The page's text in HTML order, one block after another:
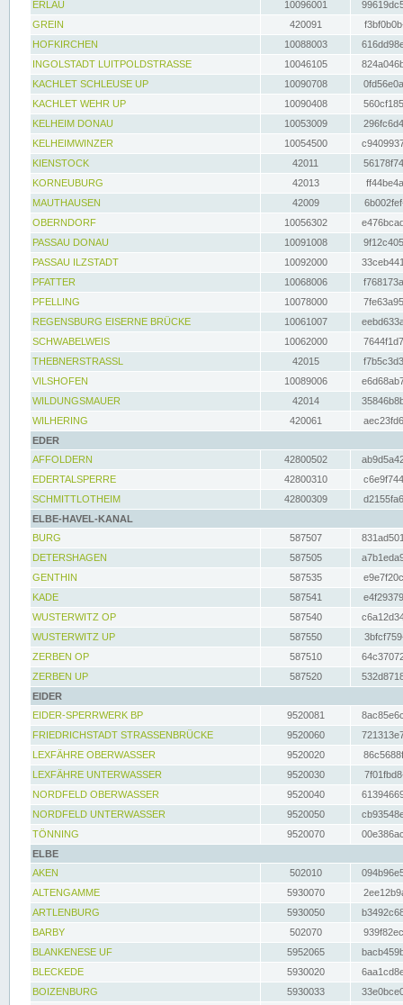
ERLAU
10096001
GREIN
420091
HOFKIRCHEN
10088003
INGOLSTADT LUITPOLDSTRASSE
10046105
KACHLET SCHLEUSE UP
10090708
KACHLET WEHR UP
10090408
KELHEIM DONAU
10053009
KELHEIMWINZER
10054500
KIENSTOCK
42011
KORNEUBURG
42013
MAUTHAUSEN
42009
OBERNDORF
10056302
PASSAU DONAU
10091008
PASSAU ILZSTADT
10092000
PFATTER
10068006
PFELLING
10078000
REGENSBURG EISERNE BRÜCKE
10061007
SCHWABELWEIS
10062000
THEBNERSTRASSL
42015
VILSHOFEN
10089006
WILDUNGSMAUER
42014
WILHERING
420061
EDER
AFFOLDERN
42800502
EDERTALSPERRE
42800310
SCHMITTLOTHEIM
42800309
ELBE-HAVEL-KANAL
BURG
587507
DETERSHAGEN
587505
GENTHIN
587535
KADE
587541
WUSTERWITZ OP
587540
WUSTERWITZ UP
587550
ZERBEN OP
587510
ZERBEN UP
587520
EIDER
EIDER-SPERRWERK BP
9520081
FRIEDRICHSTADT STRASSENBRÜCKE
9520060
LEXFÄHRE OBERWASSER
9520020
LEXFÄHRE UNTERWASSER
9520030
NORDFELD OBERWASSER
9520040
NORDFELD UNTERWASSER
9520050
TÖNNING
9520070
ELBE
AKEN
502010
ALTENGAMME
5930070
ARTLENBURG
5930050
BARBY
502070
BLANKENESE UF
5952065
BLECKEDE
5930020
BOIZENBURG
5930033